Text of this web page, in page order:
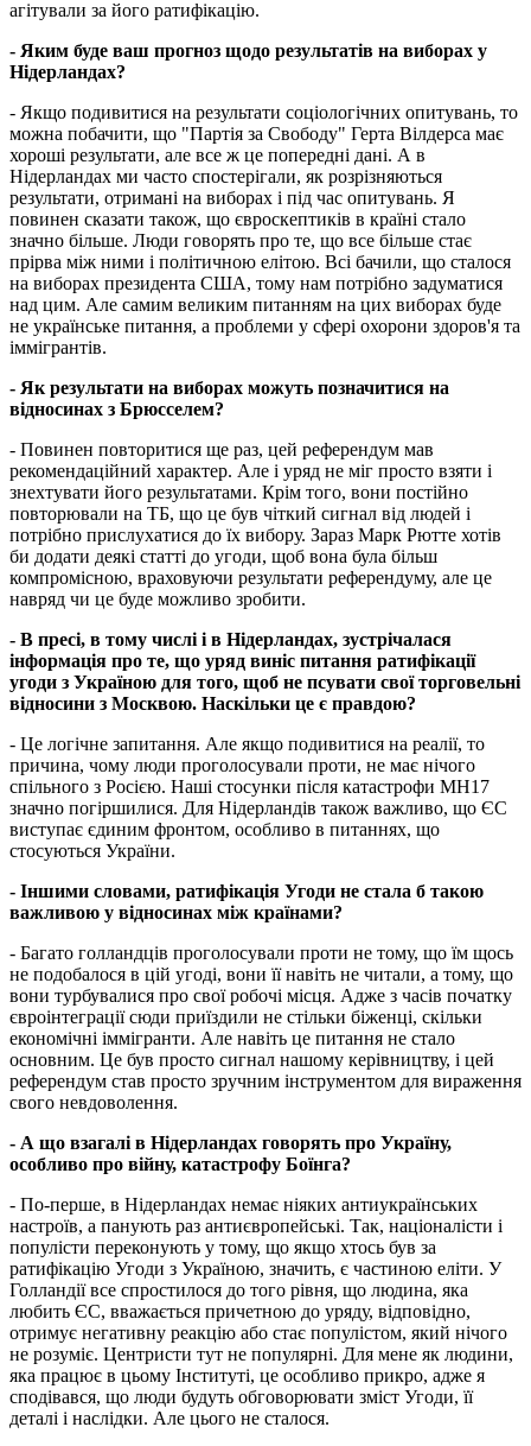
агітували за його ратифікацію.
- Яким буде ваш прогноз щодо результатів на виборах у
Нідерландах?
- Якщо подивитися на результати соціологічних опитувань, то
можна побачити, що "Партія за Свободу" Герта Вілдерса має
хороші результати, але все ж це попередні дані. А в
Нідерландах ми часто спостерігали, як розрізняються
результати, отримані на виборах і під час опитувань. Я
повинен сказати також, що євроскептиків в країні стало
значно більше. Люди говорять про те, що все більше стає
прірва між ними і політичною елітою. Всі бачили, що сталося
на виборах президента США, тому нам потрібно задуматися
над цим. Але самим великим питанням на цих виборах буде
не українське питання, а проблеми у сфері охорони здоров'я та
іммігрантів.
- Як результати на виборах можуть позначитися на
відносинах з Брюсселем?
- Повинен повторитися ще раз, цей референдум мав
рекомендаційний характер. Але і уряд не міг просто взяти і
знехтувати його результатами. Крім того, вони постійно
повторювали на ТБ, що це був чіткий сигнал від людей і
потрібно прислухатися до їх вибору. Зараз Марк Рютте хотів
би додати деякі статті до угоди, щоб вона була більш
компромісною, враховуючи результати референдуму, але це
навряд чи це буде можливо зробити.
- В пресі, в тому числі і в Нідерландах, зустрічалася
інформація про те, що уряд виніс питання ратифікації
угоди з Україною для того, щоб не псувати свої торговельні
відносини з Москвою. Наскільки це є правдою?
- Це логічне запитання. Але якщо подивитися на реалії, то
причина, чому люди проголосували проти, не має нічого
спільного з Росією. Наші стосунки після катастрофи МН17
значно погіршилися. Для Нідерландів також важливо, що ЄС
виступає єдиним фронтом, особливо в питаннях, що
стосуються України.
- Іншими словами, ратифікація Угоди не стала б такою
важливою у відносинах між країнами?
- Багато голландців проголосували проти не тому, що їм щось
не подобалося в цій угоді, вони її навіть не читали, а тому, що
вони турбувалися про свої робочі місця. Адже з часів початку
євроінтеграції сюди приїздили не стільки біженці, скільки
економічні іммігранти. Але навіть це питання не стало
основним. Це був просто сигнал нашому керівництву, і цей
референдум став просто зручним інструментом для вираження
свого невдоволення.
- А що взагалі в Нідерландах говорять про Україну,
особливо про війну, катастрофу Боїнга?
- По-перше, в Нідерландах немає ніяких антиукраїнських
настроїв, а панують раз антиєвропейські. Так, націоналісти і
популісти переконують у тому, що якщо хтось був за
ратифікацію Угоди з Україною, значить, є частиною еліти. У
Голландії все спростилося до того рівня, що людина, яка
любить ЄС, вважається причетною до уряду, відповідно,
отримує негативну реакцію або стає популістом, який нічого
не розуміє. Центристи тут не популярні. Для мене як людини,
яка працює в цьому Інституті, це особливо прикро, адже я
сподівався, що люди будуть обговорювати зміст Угоди, її
деталі і наслідки. Але цього не сталося.